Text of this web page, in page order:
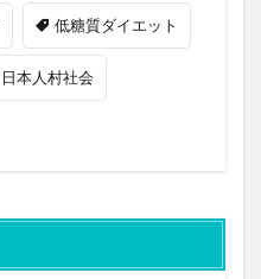
低糖質ダイエット
日本人村社会